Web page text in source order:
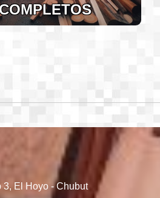
El Hoyo - Chubut